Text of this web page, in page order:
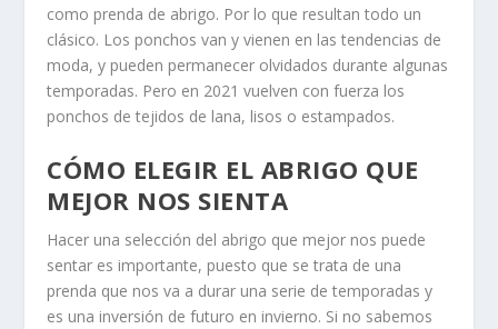
como prenda de abrigo. Por lo que resultan todo un
clásico. Los ponchos van y vienen en las tendencias de
moda, y pueden permanecer olvidados durante algunas
temporadas. Pero en 2021 vuelven con fuerza los
ponchos de tejidos de lana, lisos o estampados.
CÓMO ELEGIR EL ABRIGO QUE
MEJOR NOS SIENTA
Hacer una selección del abrigo que mejor nos puede
sentar es importante, puesto que se trata de una
prenda que nos va a durar una serie de temporadas y
es una inversión de futuro en invierno. Si no sabemos